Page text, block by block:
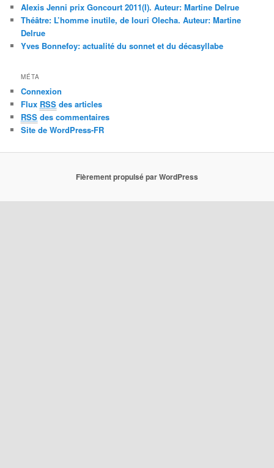
Alexis Jenni prix Goncourt 2011(I). Auteur: Martine Delrue
Théâtre: L’homme inutile, de Iouri Olecha. Auteur: Martine
Delrue
Yves Bonnefoy: actualité du sonnet et du décasyllabe
MÉTA
Connexion
Flux RSS des articles
RSS des commentaires
Site de WordPress-FR
Fièrement propulsé par WordPress